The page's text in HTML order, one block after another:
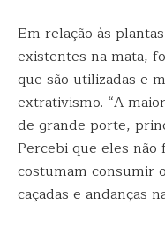
Em relação às
existentes na mata,
que são utilizadas e
extrativismo. “A
de grande porte,
Percebi que eles
costumam consumir
caçadas e andanças